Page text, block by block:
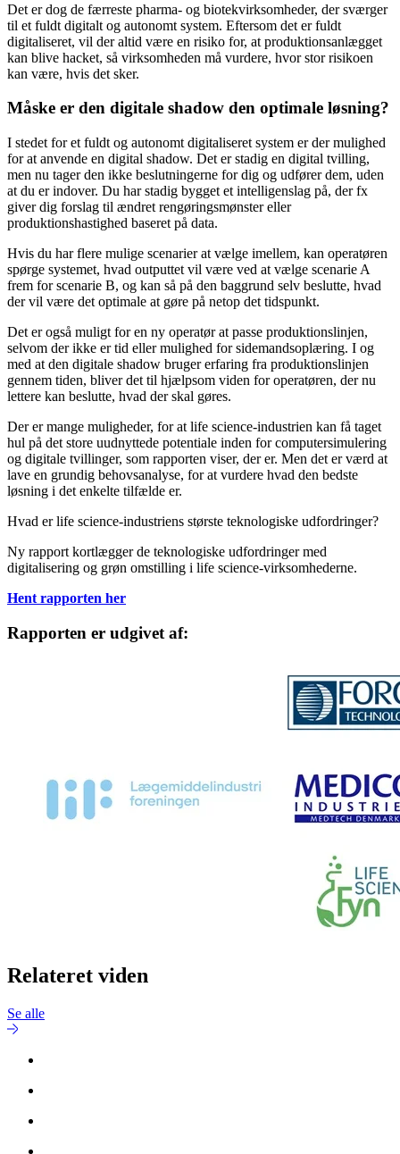
Det er dog de færreste pharma- og biotekvirksomheder, der sværger
til et fuldt digitalt og autonomt system. Eftersom det er fuldt
digitaliseret, vil der altid være en risiko for, at produktionsanlægget
kan blive hacket, så virksomheden må vurdere, hvor stor risikoen
kan være, hvis det sker.
Måske er den digitale shadow den optimale løsning?
I stedet for et fuldt og autonomt digitaliseret system er der mulighed
for at anvende en digital shadow. Det er stadig en digital tvilling,
men nu tager den ikke beslutningerne for dig og udfører dem, uden
at du er indover. Du har stadig bygget et intelligenslag på, der fx
giver dig forslag til ændret rengøringsmønster eller
produktionshastighed baseret på data.
Hvis du har flere mulige scenarier at vælge imellem, kan operatøren
spørge systemet, hvad outputtet vil være ved at vælge scenarie A
frem for scenarie B, og kan så på den baggrund selv beslutte, hvad
der vil være det optimale at gøre på netop det tidspunkt.
Det er også muligt for en ny operatør at passe produktionslinjen,
selvom der ikke er tid eller mulighed for sidemandsoplæring. I og
med at den digitale shadow bruger erfaring fra produktionslinjen
gennem tiden, bliver det til hjælpsom viden for operatøren, der nu
lettere kan beslutte, hvad der skal gøres.
Der er mange muligheder, for at life science-industrien kan få taget
hul på det store uudnyttede potentiale inden for computersimulering
og digitale tvillinger, som rapporten viser, der er. Men det er værd at
lave en grundig behovsanalyse, for at vurdere hvad den bedste
løsning i det enkelte tilfælde er.
Hvad er life science-industriens største teknologiske udfordringer?
Ny rapport kortlægger de teknologiske udfordringer med
digitalisering og grøn omstilling i life science-virksomhederne.
Hent rapporten her
Rapporten er udgivet af:
Relateret viden
Se alle